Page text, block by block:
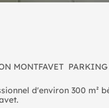
MONTFAVET 
d'environ 300 m²